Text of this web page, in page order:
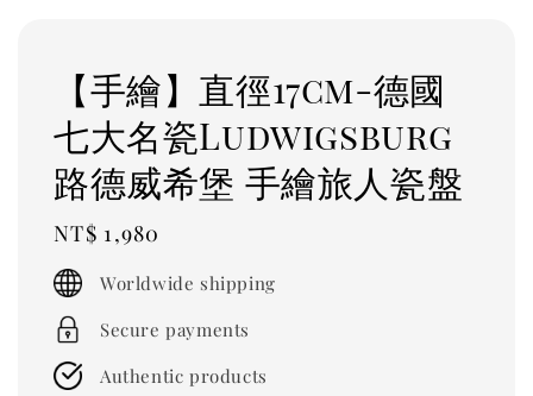
【手繪】直徑17cm-德國
七大名瓷Ludwigsburg
路德威希堡 手繪旅人瓷盤
Regular
price
NT$ 1,980
Worldwide shipping
Secure payments
Authentic products